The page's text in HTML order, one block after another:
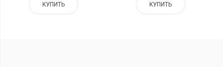
КУПИТЬ КУПИТЬ